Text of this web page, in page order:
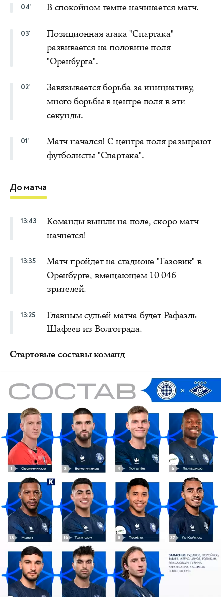
04' В спокойном темпе начинается матч.
03'
Позиционная атака "Спартака"
развивается на половине поля
"Оренбурга".
02'
Завязывается борьба за инициативу,
много борьбы в центре поля в эти
секунды.
01'
Матч начался! С центра поля разыграют
футболисты "Спартака".
До матча
13:43
Команды вышли на поле, скоро матч
начнется!
13:35
Матч пройдет на стадионе "Газовик" в
Оренбурге, вмещающем 10 046
зрителей.
13:25
Главным судьей матча будет Рафаэль
Шафеев из Волгограда.
Стартовые составы команд